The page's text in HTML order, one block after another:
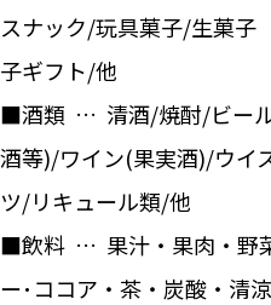
スナック/玩具菓子/生菓子
子ギフト/他
■酒類 … 清酒/焼酎/ビー
酒等)/ワイン(果実酒)/ウイ
ツ/リキュール類/他
■飲料 … 果汁・果肉・野
ー･ココア・茶・炭酸・清